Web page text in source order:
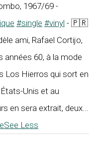
1967/69 -
#single #vinyl - 🇵🇷
ami, Rafael Cortijo,
années 60, à la mode
Los Hierros qui sort en
États-Unis et au
en sera extrait, deux...
See Less